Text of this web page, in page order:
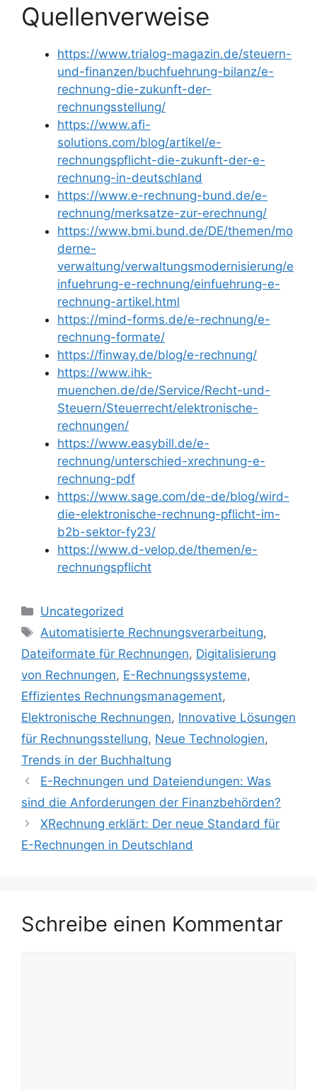
Quellenverweise
https://www.trialog-magazin.de/steuern-
und-finanzen/buchfuehrung-bilanz/e-
rechnung-die-zukunft-der-
rechnungsstellung/
https://www.afi-
solutions.com/blog/artikel/e-
rechnungspflicht-die-zukunft-der-e-
rechnung-in-deutschland
https://www.e-rechnung-bund.de/e-
rechnung/merksatze-zur-erechnung/
https://www.bmi.bund.de/DE/themen/mo
derne-
verwaltung/verwaltungsmodernisierung/e
infuehrung-e-rechnung/einfuehrung-e-
rechnung-artikel.html
https://mind-forms.de/e-rechnung/e-
rechnung-formate/
https://finway.de/blog/e-rechnung/
https://www.ihk-
muenchen.de/de/Service/Recht-und-
Steuern/Steuerrecht/elektronische-
rechnungen/
https://www.easybill.de/e-
rechnung/unterschied-xrechnung-e-
rechnung-pdf
https://www.sage.com/de-de/blog/wird-
die-elektronische-rechnung-pflicht-im-
b2b-sektor-fy23/
https://www.d-velop.de/themen/e-
rechnungspflicht
Kategorien
Uncategorized
Schlagwörter
Automatisierte Rechnungsverarbeitung,
Dateiformate für Rechnungen, Digitalisierung
von Rechnungen, E-Rechnungssysteme,
Effizientes Rechnungsmanagement,
Elektronische Rechnungen, Innovative Lösungen
für Rechnungsstellung, Neue Technologien,
Trends in der Buchhaltung
E-Rechnungen und Dateiendungen: Was
sind die Anforderungen der Finanzbehörden?
XRechnung erklärt: Der neue Standard für
E-Rechnungen in Deutschland
Schreibe einen Kommentar